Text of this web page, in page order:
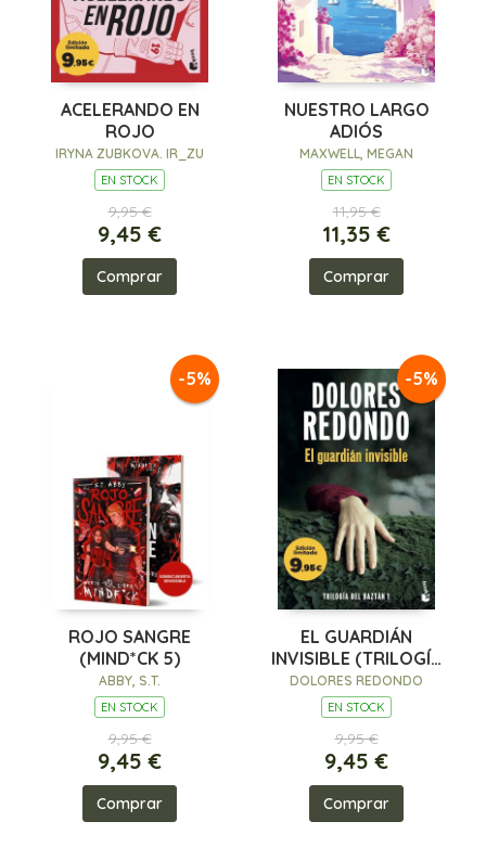
ACELERANDO EN
ROJO
IRYNA ZUBKOVA. IR_ZU
EN STOCK
9,95 €
9,45 €
Comprar
NUESTRO LARGO
ADIÓS
MAXWELL, MEGAN
EN STOCK
11,95 €
11,35 €
Comprar
-5%
ROJO SANGRE
(MIND*CK 5)
ABBY, S.T.
EN STOCK
9,95 €
9,45 €
Comprar
-5%
EL GUARDIÁN
INVISIBLE (TRILOGÍA
DEL BAZTÁN, 1)
DOLORES REDONDO
EN STOCK
9,95 €
9,45 €
Comprar